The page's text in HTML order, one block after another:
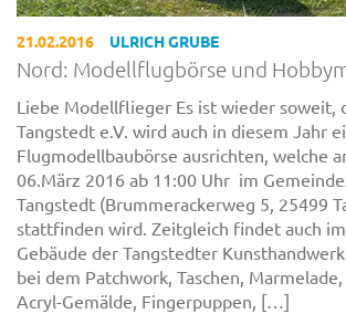
21.02.2016 ULRICH GRUBE
Nord: Modellflugbörse und
Liebe Modellflieger Es ist wieder soweit,
Tangstedt e.V. wird auch in diesem Jahr
Flugmodellbaubörse ausrichten, welche
06.März 2016 ab 11:00 Uhr im
Tangstedt (Brummerackerweg 5, 25499
stattfinden wird. Zeitgleich findet auch
Gebäude der Tangstedter
bei dem Patchwork, Taschen,
Acryl-Gemälde, Fingerpuppen, […]